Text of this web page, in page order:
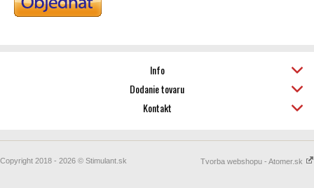
Info
Dodanie tovaru
Kontakt
Copyright 2018 - 2026 © Stimulant.sk Tvorba webshopu - Atomer.sk